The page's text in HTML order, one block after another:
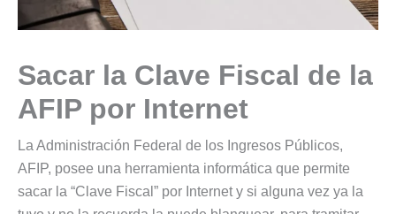
Sacar la Clave Fiscal de la
AFIP por Internet
La Administración Federal de los Ingresos Públicos,
AFIP, posee una herramienta informática que permite
sacar la “Clave Fiscal” por Internet y si alguna vez ya la